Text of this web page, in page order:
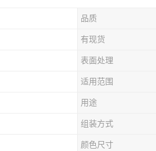
品质
有现货
表面处理
适用范围
用途
组装方式
颜色尺寸